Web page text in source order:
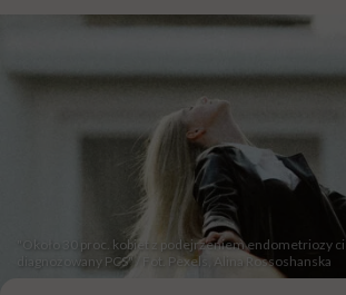
"Około 30 proc. kobiet z podejrzeniem endometriozy
diagnozowany PCS" / Fot. Pexels, Alina Rossoshanska